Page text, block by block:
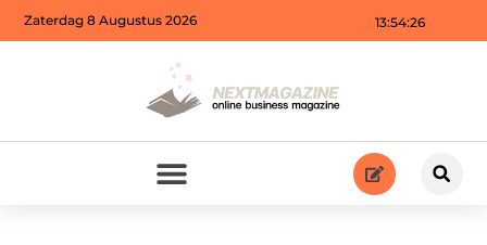
13:54:27
Zaterdag 8 Augustus 2026